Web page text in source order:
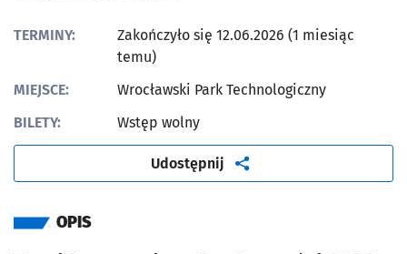
TERMINY:
Zakończyło się 12.06.2026 (1 miesiąc
temu)
MIEJSCE:
Wrocławski Park Technologiczny
BILETY:
Wstęp wolny
Udostępnij artykuł
OPIS